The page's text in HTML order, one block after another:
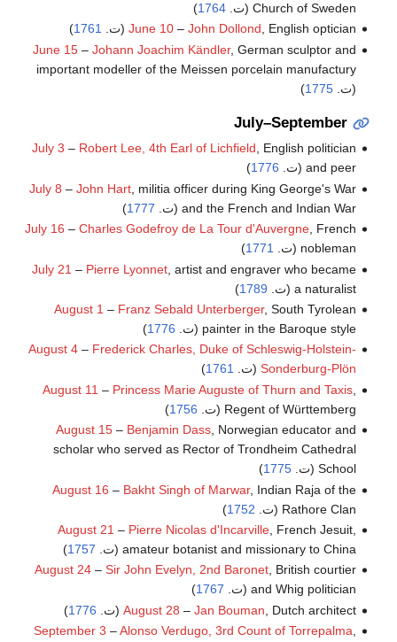
Church of Sweden (ت.
1764
)
June 10– John Dollond, English optician (ت. 1761
)
June 15– Johann Joachim Kändler, German sculptor and
important modeller of the Meissen porcelain manufactury
(ت.1775
)
July–September
July 3 – Robert Lee, 4th Earl of Lichfield, English politician
and peer (ت.
1776
)
July 8 – John Hart, militia officer during King George's War
and the French and Indian War (ت.
1777
)
July 16 – Charles Godefroy de La Tour d'Auvergne, French
nobleman (ت.
1771
)
July 21 – Pierre Lyonnet, artist and engraver who became
a naturalist (ت.
1789
)
August 1 – Franz Sebald Unterberger, South Tyrolean
painter in the Baroque style (ت.
1776
)
August 4– Frederick Charles, Duke of Schleswig-Holstein-
Sonderburg-Plön (ت. 1761
)
August 11 – Princess Marie Auguste of Thurn and Taxis,
Regent of Württemberg (ت.
1756
)
August 15– Benjamin Dass, Norwegian educator and
scholar who served as Rector of Trondheim Cathedral
School (ت.
1775
)
August 16 – Bakht Singh of Marwar, Indian Raja of the
Rathore Clan (ت.
1752
)
August 21 – Pierre Nicolas d'Incarville, French Jesuit,
amateur botanist and missionary to China (ت.
1757
)
August 24– Sir John Evelyn, 2nd Baronet, British courtier
and Whig politician (ت.
1767
)
August 28 – Jan Bouman , Dutch architect (ت. 1776
)
September 3 –Alonso Verdugo, 3rd Count of Torrepalma